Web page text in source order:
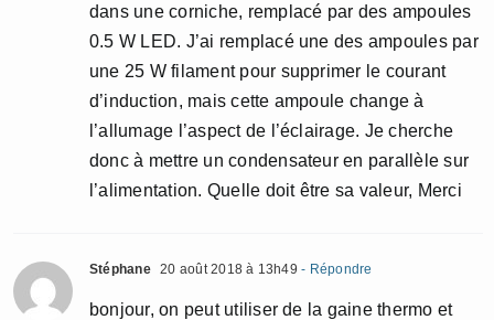
dans une corniche, remplacé par des ampoules
0.5 W LED. J’ai remplacé une des ampoules par
une 25 W filament pour supprimer le courant
d’induction, mais cette ampoule change à
l’allumage l’aspect de l’éclairage. Je cherche
donc à mettre un condensateur en parallèle sur
l’alimentation. Quelle doit être sa valeur, Merci
Stéphane 20 août 2018 à 13h49 - Répondre
bonjour, on peut utiliser de la gaine thermo et